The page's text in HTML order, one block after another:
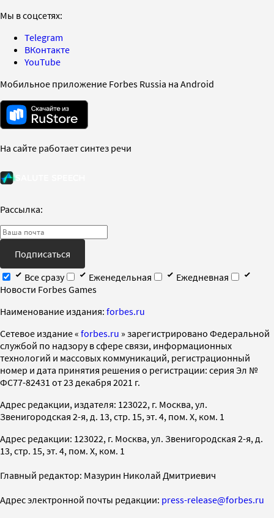
Мы в соцсетях:
Telegram
ВКонтакте
YouTube
Мобильное приложение Forbes Russia на Android
На сайте работает синтез речи
Рассылка:
Подписаться
Все сразу
Еженедельная
Ежедневная
Новости Forbes Games
Наименование издания: forbes.ru
Cетевое издание « forbes.ru » зарегистрировано Федеральной
службой по надзору в сфере связи, информационных
технологий и массовых коммуникаций, регистрационный
номер и дата принятия решения о регистрации: серия Эл №
ФС77-82431 от 23 декабря 2021 г.
Адрес редакции, издателя: 123022, г. Москва, ул.
Звенигородская 2-я, д. 13, стр. 15, эт. 4, пом. X, ком. 1
Адрес редакции: 123022, г. Москва, ул. Звенигородская 2-я, д.
13, стр. 15, эт. 4, пом. X, ком. 1
Главный редактор: Мазурин Николай Дмитриевич
Адрес электронной почты редакции: press-release@forbes.ru